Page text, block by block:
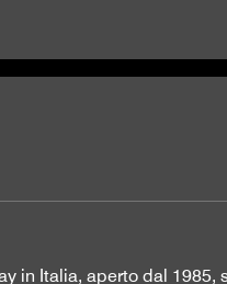
in Italia, aperto dal 1985,